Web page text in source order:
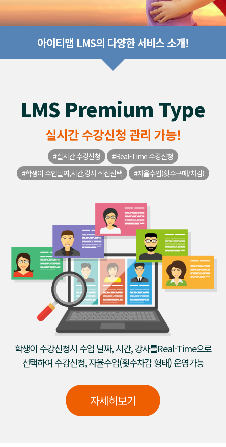
아이티맵 LMS의 다양한 서비스 소개!
LMS Premium Type
실시간 수강신청 관리 가능!
#실시간 수강신청
#Real-Time 수강신청
#학생이 수업날짜,시간,강사 직접선택
#자율수업(횟수구매/차감)
학생이 수강신청시 수업 날짜, 시간, 강사를Real-Time으로
선택하여 수강신청, 자율수업(횟수차감 형태) 운영가능
자세히보기